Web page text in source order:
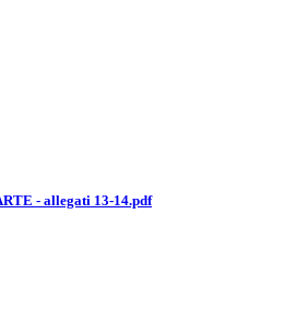
- allegati 13-14.pdf